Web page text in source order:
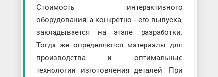
Стоимость интерактивного
оборудования, а конкретно - его выпуска,
закладывается на этапе разработки.
Тогда же определяются материалы для
производства и оптимальные
технологии изготовления деталей. При